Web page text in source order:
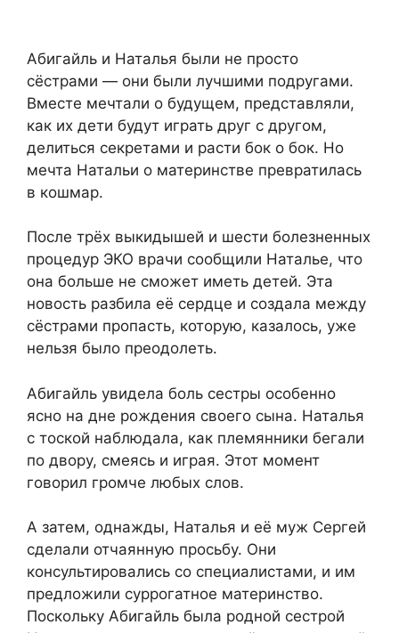
Абигайль и Наталья были не просто
сёстрами — они были лучшими подругами.
Вместе мечтали о будущем, представляли,
как их дети будут играть друг с другом,
делиться секретами и расти бок о бок. Но
мечта Натальи о материнстве превратилась
в кошмар.
После трёх выкидышей и шести болезненных
процедур ЭКО врачи сообщили Наталье, что
она больше не сможет иметь детей. Эта
новость разбила её сердце и создала между
сёстрами пропасть, которую, казалось, уже
нельзя было преодолеть.
Абигайль увидела боль сестры особенно
ясно на дне рождения своего сына. Наталья
с тоской наблюдала, как племянники бегали
по двору, смеясь и играя. Этот момент
говорил громче любых слов.
А затем, однажды, Наталья и её муж Сергей
сделали отчаянную просьбу. Они
консультировались со специалистами, и им
предложили суррогатное материнство.
Поскольку Абигайль была родной сестрой